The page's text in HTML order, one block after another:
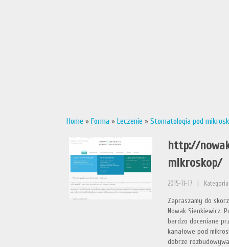
Home » Forma » Leczenie » Stomatologia pod
http://
mikroskop/
2015-11-17
Zapraszamy do
Nowak Sienkiewicz.
bardzo doceniane
kanałowe pod
dobrze